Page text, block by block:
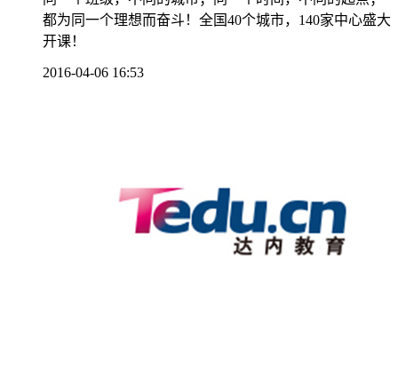
都为同一个理想而奋斗！全国40个城市，140家中心盛大
开课！
2016-04-06 16:53